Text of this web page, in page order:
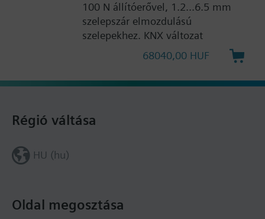
100 N állítóerővel, 1.2...6.5 mm
szelepszár elmozdulású
szelepekhez. KNX változat
68040,00 HUF
Oldal megosztása
Régió váltása
HU (hu)